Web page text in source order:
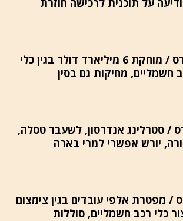
ג׳נרל מוטורס / מוחקת 6 מיליארד דולר בגין כלי
חשמליים, מחיקות גם בסין
/ סטרלינג אנדרסון, לשעבר טסלה,
יורש אפשרי למרי בארה
/ מפטרת אלפי עובדים בגין צימצום
כלי רכב חשמליים, סוללות